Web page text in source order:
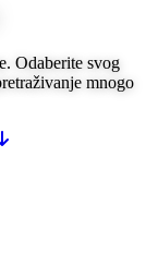
Odaberite svog
mnogo